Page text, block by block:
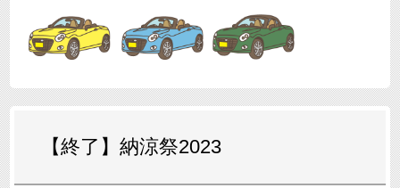
【終了】納涼祭2023